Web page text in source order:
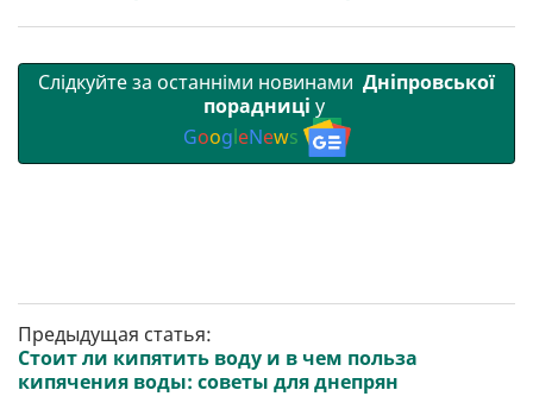
Слідкуйте за останніми новинами Дніпровської
порадниці у
GoogleNews
Предыдущая статья:
Стоит ли кипятить воду и в чем польза
кипячения воды: советы для днепрян